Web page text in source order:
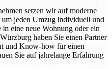
setzen wir auf moderne
jeden Umzug individuell und
eine neue Wohnung oder ein
haben Sie einen Partner
und Know-how für einen
Sie auf jahrelange Erfahrung